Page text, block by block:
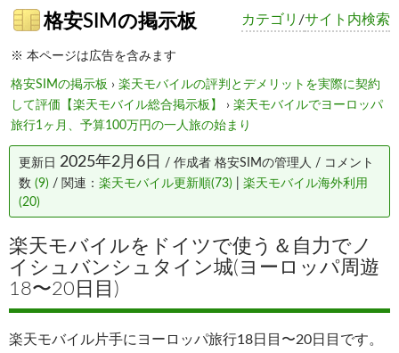
サイト内検索
カテゴリ /
格安SIMの掲示板
※ 本ページは広告を含みます
格安SIMの掲示板 › 楽天モバイルの評判とデメリットを実際に契約
して評価【楽天モバイル総合掲示板】
› 楽天モバイルでヨーロッパ
旅行1ヶ月、予算100万円の一人旅の始まり
更新日 2025年2月6日 / 作成者 格安SIMの管理人 / コメント
数 (9) / 関連： 楽天モバイル更新順(73)
楽天モバイル海外利用
(20)
楽天モバイルをドイツで使う＆自力でノ
イシュバンシュタイン城(ヨーロッパ周遊
18〜20日目)
楽天モバイル片手にヨーロッパ旅行18日目〜20日目です。